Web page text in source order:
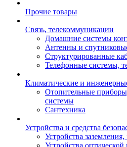
Прочие товары
Связь, телекоммуникации
Домашние системы
Антенны и
Структурированные
Телефонные системы,
Климатические и
Отопительные
системы
Сантехника
Устройства и средства
Устройства
Устройства